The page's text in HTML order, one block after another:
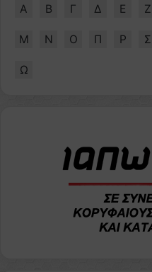
Α Β Γ Δ Ε Ζ
Μ Ν Ο Π Ρ Σ
Ω